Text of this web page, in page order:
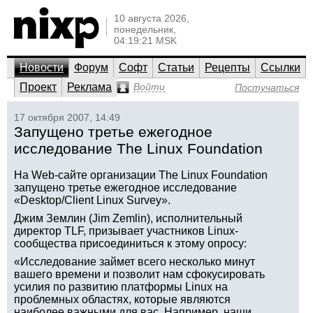
10 августа 2026,
понедельник,
04:19:21 MSK
Новости Форум Софт Статьи Рецепты
Ссылки
Проект
Реклама Войти Постучаться
17 октября 2007, 14:49
Запущено третье ежегодное
исследование The Linux Foundation
На Web-сайте организации The Linux Foundation
запущено третье ежегодное исследование
«Desktop/Client Linux Survey».
Джим Землин (Jim Zemlin), исполнительный
директор TLF, призывает участников Linux-
сообщества присоединиться к этому опросу:
«Исследование займет всего несколько минут
вашего времени и позволит нам сфокусировать
усилия по развитию платформы Linux на
проблемных областях, которые являются